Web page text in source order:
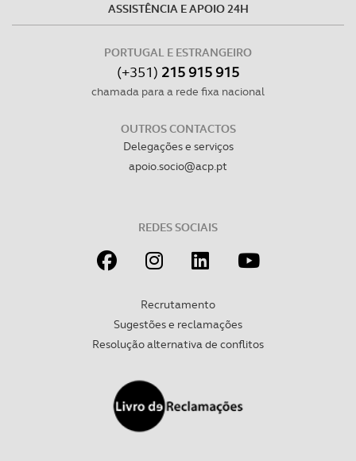
ASSISTÊNCIA E APOIO 24H
PORTUGAL E ESTRANGEIRO
(+351) 215 915 915
chamada para a rede fixa nacional
OUTROS CONTACTOS
Delegações e serviços
apoio.socio@acp.pt
REDES SOCIAIS
Recrutamento
Sugestões e reclamações
Resolução alternativa de conflitos